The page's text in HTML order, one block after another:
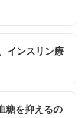
インスリン療
糖を抑えるの